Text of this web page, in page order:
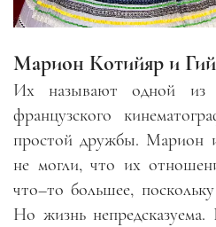
Марион Котийяр и
Их называют одной из
французского
простой дружбы. Марион
не могли, что их
что–то большее,
Но жизнь